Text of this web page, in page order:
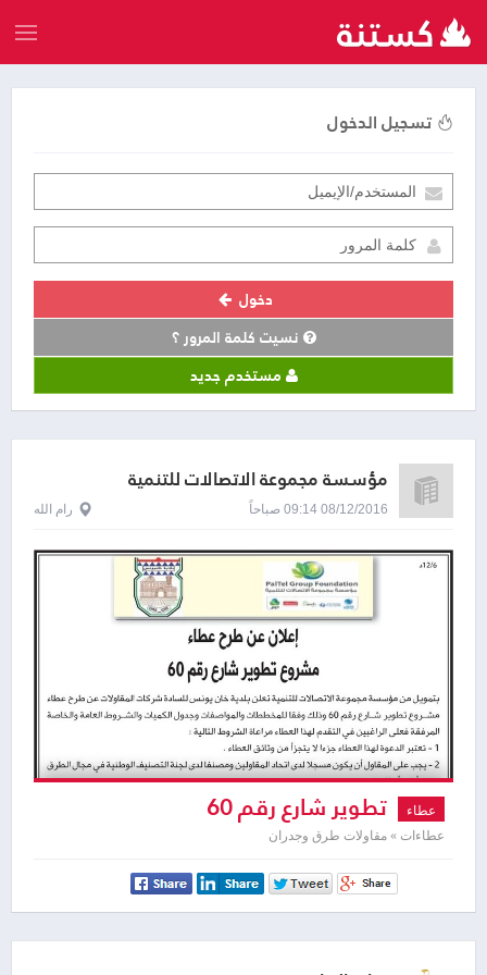
تسجيل الدخول
دخول
نسيت كلمة المرور ؟
مستخدم جديد
مؤسسة مجموعة الاتصالات للتنمية
08/12/2016 09:14 صباحاً رام الله
عطاء تطوير شارع رقم 60
عطاءات » مقاولات طرق وجدران